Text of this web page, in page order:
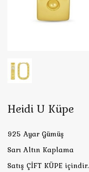
Heidi U Küpe
925 Ayar Gümüş
Sarı Altın Kaplama
Satış ÇİFT KÜPE içindir.